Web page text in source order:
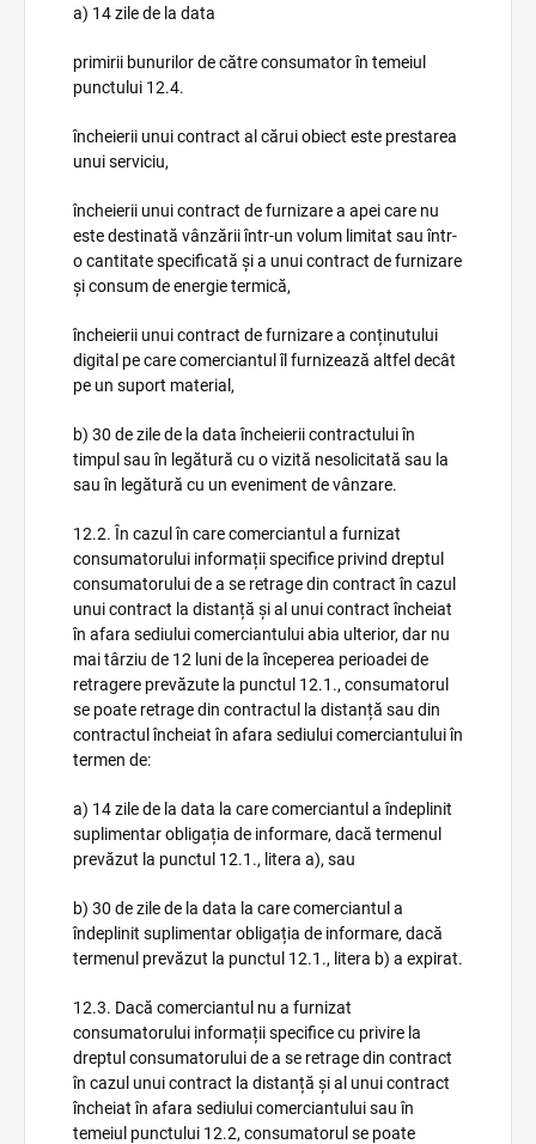
a) 14 zile de la data
primirii bunurilor de către consumator în temeiul
punctului 12.4.
încheierii unui contract al cărui obiect este prestarea
unui serviciu,
încheierii unui contract de furnizare a apei care nu
este destinată vânzării într-un volum limitat sau într-
o cantitate specificată și a unui contract de furnizare
și consum de energie termică,
încheierii unui contract de furnizare a conținutului
digital pe care comerciantul îl furnizează altfel decât
pe un suport material,
b) 30 de zile de la data încheierii contractului în
timpul sau în legătură cu o vizită nesolicitată sau la
sau în legătură cu un eveniment de vânzare.
12.2. În cazul în care comerciantul a furnizat
consumatorului informații specifice privind dreptul
consumatorului de a se retrage din contract în cazul
unui contract la distanță și al unui contract încheiat
în afara sediului comerciantului abia ulterior, dar nu
mai târziu de 12 luni de la începerea perioadei de
retragere prevăzute la punctul 12.1., consumatorul
se poate retrage din contractul la distanță sau din
contractul încheiat în afara sediului comerciantului în
termen de:
a) 14 zile de la data la care comerciantul a îndeplinit
suplimentar obligația de informare, dacă termenul
prevăzut la punctul 12.1., litera a), sau
b) 30 de zile de la data la care comerciantul a
îndeplinit suplimentar obligația de informare, dacă
termenul prevăzut la punctul 12.1., litera b) a expirat.
12.3. Dacă comerciantul nu a furnizat
consumatorului informații specifice cu privire la
dreptul consumatorului de a se retrage din contract
în cazul unui contract la distanță și al unui contract
încheiat în afara sediului comerciantului sau în
temeiul punctului 12.2, consumatorul se poate